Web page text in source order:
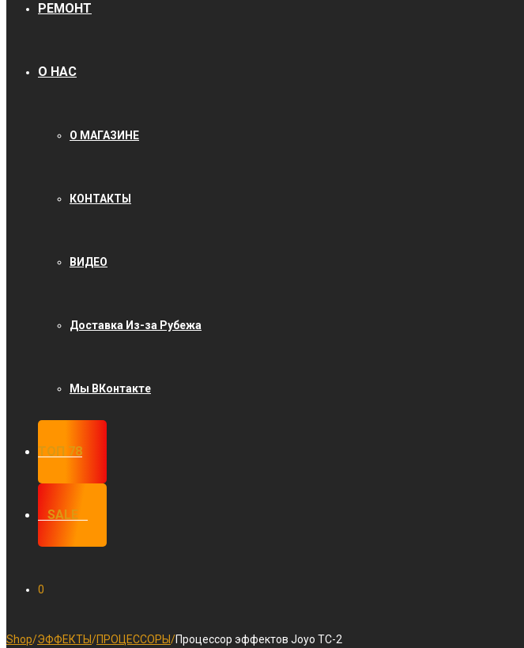
РЕМОНТ
О НАС
О МАГАЗИНЕ
КОНТАКТЫ
ВИДЕО
Доставка Из-за Рубежа
Мы ВКонтакте
ТОП 78
⠀SALE⠀
0
Shop/ЭФФЕКТЫ/ПРОЦЕССОРЫ/Процессор эффектов Joyo TC-2